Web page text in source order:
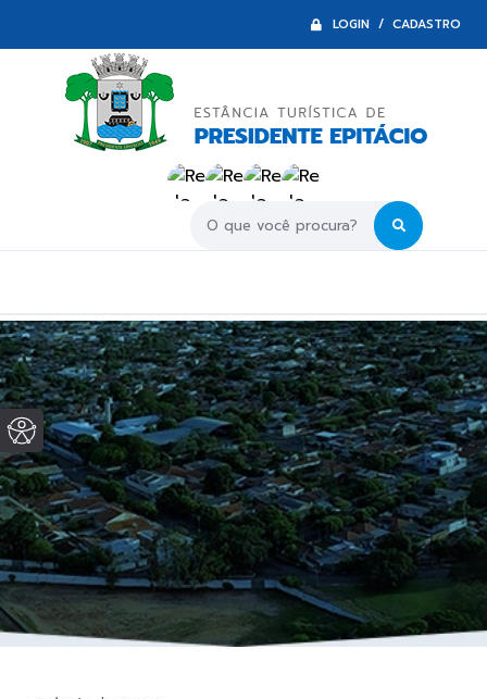
LOGIN / CADASTRO